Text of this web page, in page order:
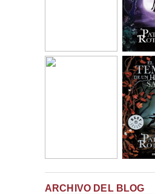
ARCHIVO DEL BLOG